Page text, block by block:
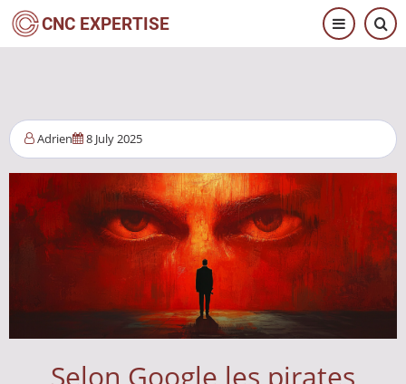
Aller
au
CNC EXPERTISE
Adrien 8 July 2025